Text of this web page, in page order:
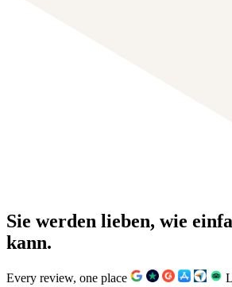
Sie werden lieben, wie
kann.
Every review, one place